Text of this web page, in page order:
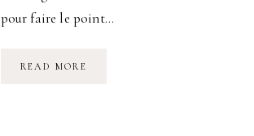
pour faire le point…
READ MORE